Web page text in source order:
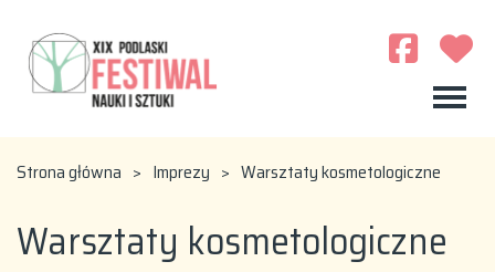
Strona główna > Imprezy > Warsztaty kosmetologiczne
Warsztaty kosmetologiczne